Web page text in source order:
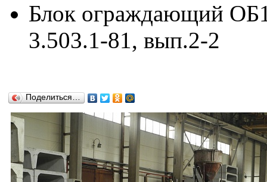
Блок ограждающий
3.503.1-81, вып.2-2
Поделиться…